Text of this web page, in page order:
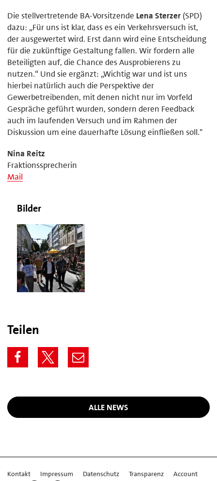
Die stellvertretende BA-Vorsitzende Lena Sterzer (SPD)
dazu: „Für uns ist klar, dass es ein Verkehrsversuch ist,
der ausgewertet wird. Erst dann wird eine Entscheidung
für die zukünftige Gestaltung fallen. Wir fordern alle
Beteiligten auf, die Chance des Ausprobierens zu
nutzen.“ Und sie ergänzt: „Wichtig war und ist uns
hierbei natürlich auch die Perspektive der
Gewerbetreibenden, mit denen nicht nur im Vorfeld
Gespräche geführt wurden, sondern deren Feedback
auch im laufenden Versuch und im Rahmen der
Diskussion um eine dauerhafte Lösung einfließen soll."
Nina Reitz
Fraktionssprecherin
Mail
Bilder
Teilen
ALLE NEWS
Kontakt Impressum Datenschutz Transparenz Account